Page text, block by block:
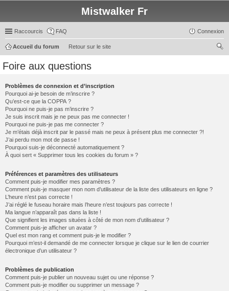
Mistwalker Fr
Raccourcis FAQ Connexion
Retour sur le site
Accueil du forum
Foire aux questions
Problèmes de connexion et d’inscription
Pourquoi ai-je besoin de m’inscrire ?
Qu’est-ce que la COPPA ?
Pourquoi ne puis-je pas m’inscrire ?
Je suis inscrit mais je ne peux pas me connecter !
Pourquoi ne puis-je pas me connecter ?
Je m’étais déjà inscrit par le passé mais ne peux à présent plus me connecter ?!
J’ai perdu mon mot de passe !
Pourquoi suis-je déconnecté automatiquement ?
À quoi sert « Supprimer tous les cookies du forum » ?
Préférences et paramètres des utilisateurs
Comment puis-je modifier mes paramètres ?
Comment puis-je masquer mon nom d’utilisateur de la liste des utilisateurs en ligne ?
L’heure n’est pas correcte !
J’ai réglé le fuseau horaire mais l’heure n’est toujours pas correcte !
Ma langue n’apparaît pas dans la liste !
Que signifient les images situées à côté de mon nom d’utilisateur ?
Comment puis-je afficher un avatar ?
Quel est mon rang et comment puis-je le modifier ?
Pourquoi m’est-il demandé de me connecter lorsque je clique sur le lien de courrier
électronique d’un utilisateur ?
Problèmes de publication
Comment puis-je publier un nouveau sujet ou une réponse ?
Comment puis-je modifier ou supprimer un message ?